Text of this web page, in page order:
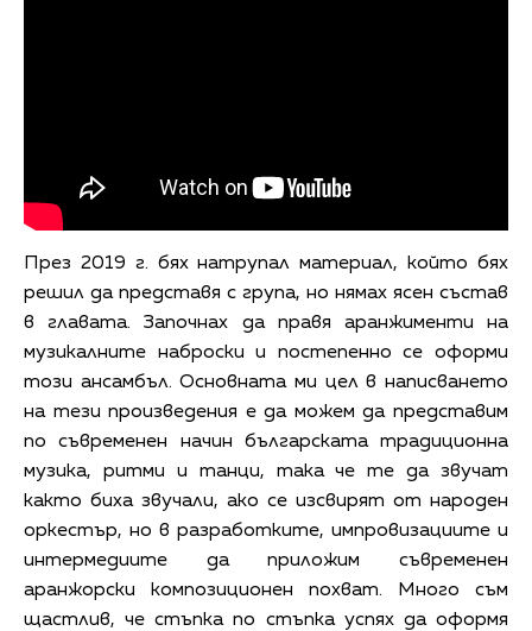
През 2019 г. бях натрупал материал, който бях
решил да представя с група, но нямах ясен състав
в главата. Започнах да правя аранжименти на
музикалните наброски и постепенно се оформи
този ансамбъл. Основната ми цел в написването
на тези произведения е да можем да представим
по съвременен начин българската традиционна
музика, ритми и танци, така че те да звучат
както биха звучали, ако се изсвирят от народен
оркестър, но в разработките, импровизациите и
интермедиите да приложим съвременен
аранжорски композиционен похват. Много съм
щастлив, че стъпка по стъпка успях да оформя